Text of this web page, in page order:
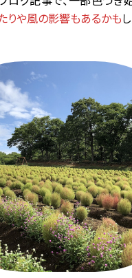
りや風の影響もあるかも